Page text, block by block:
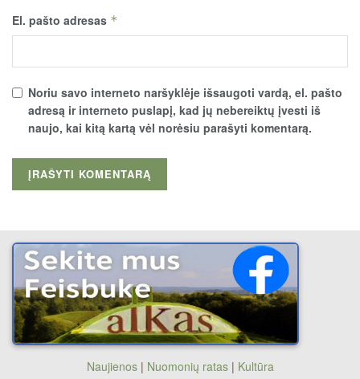
El. pašto adresas *
Noriu savo interneto naršyklėje išsaugoti vardą, el. pašto
adresą ir interneto puslapį, kad jų nebereiktų įvesti iš
naujo, kai kitą kartą vėl norėsiu parašyti komentarą.
Naujienos| Nuomonių ratas| Kultūra